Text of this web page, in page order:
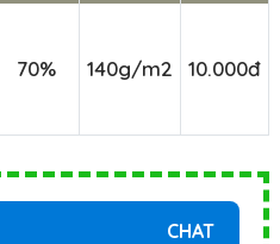
70% 140g/m2 10.000đ
CHAT